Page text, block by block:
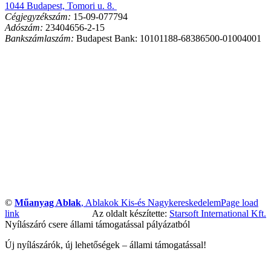
1044 Budapest, Tomori u. 8.
Cégjegyzékszám: 15-09-077794
Adószám: 23404656-2-15
Bankszámlaszám: Budapest Bank: 10101188-68386500-01004001
© Műanyag Ablak, Ablakok Kis-és Nagykereskedelem
Az oldalt készítette: Starsoft International Kft.
Page load
link
Nyílászáró csere állami támogatással pályázatból
Új nyílászárók, új lehetőségek – állami támogatással!